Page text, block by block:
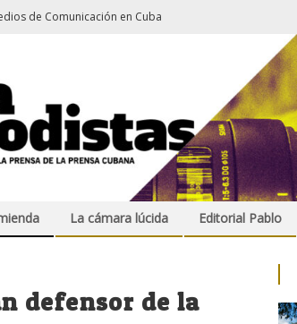
de Comunicación en Cuba
La cámara lúcida Editorial Pablo
defensor de la